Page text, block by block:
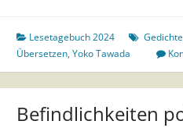
Portrait
eines
Kreisels
Lesetagebuch 2024 Gedichte
Übersetzen,Yoko Tawada
Befindlichkeiten